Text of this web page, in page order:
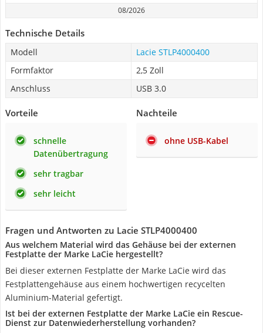
08/2026
Technische Details
Modell
Lacie STLP4000400
Formfaktor
2,5 Zoll
Anschluss
USB 3.0
Vorteile
schnelle
Datenübertragung
sehr tragbar
sehr leicht
Nachteile
ohne USB-Kabel
Fragen und Antworten zu Lacie STLP4000400
Aus welchem Material wird das Gehäuse bei der externen
Festplatte der Marke LaCie hergestellt?
Bei dieser externen Festplatte der Marke LaCie wird das
Festplattengehäuse aus einem hochwertigen recycelten
Aluminium-Material gefertigt.
Ist bei der externen Festplatte der Marke LaCie ein Rescue-
Dienst zur Datenwiederherstellung vorhanden?